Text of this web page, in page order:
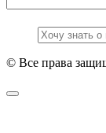
© Все права